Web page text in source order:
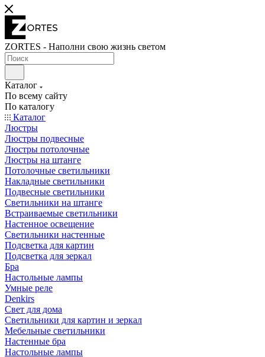
ZORTES - Наполни свою жизнь светом
Каталог
По всему сайту
По каталогу
Каталог
Люстры
Люстры подвесные
Люстры потолочные
Люстры на штанге
Потолочные светильники
Накладные светильники
Подвесные светильники
Светильники на штанге
Встраиваемые светильники
Настенное освещение
Светильники настенные
Подсветка для картин
Подсветка для зеркал
Бра
Настольные лампы
Умные реле
Denkirs
Свет для дома
Светильники для картин и зеркал
Мебельные светильники
Настенные бра
Настольные лампы